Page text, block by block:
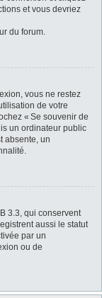
et vous devriez
du forum.
vous ne restez
de votre
« Se souvenir de
un ordinateur public
absente, un
3.3, qui conservent
aussi le statut
par un
ou de